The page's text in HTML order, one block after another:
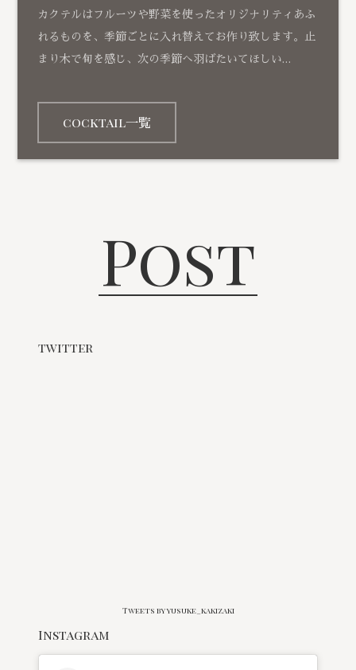
カクテルはフルーツや野菜を使ったオリジナリティあふ
れるものを、季節ごとに入れ替えてお作り致します。止
まり木で旬を感じ、次の季節へ羽ばたいてほしい…
cocktail一覧
Post
twitter
Tweets by yusuke_kakizaki
Instagram